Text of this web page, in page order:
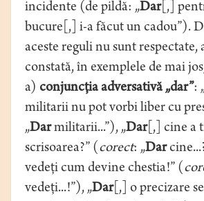
incidente (de pildă: „Dar[,]
bucure[,] i-a făcut un cadou”).
aceste reguli nu sunt respectate,
constată, în exemplele de mai
a) conjuncţia adversativă „dar”:
militarii nu pot vorbi liber cu
„Darmilitarii...”), „Dar[,] cine a
scrisoarea?” (corect: „Dar
vedeţi cum devine chestia!” (
vedeţi...!”), „Dar[,] o precizare